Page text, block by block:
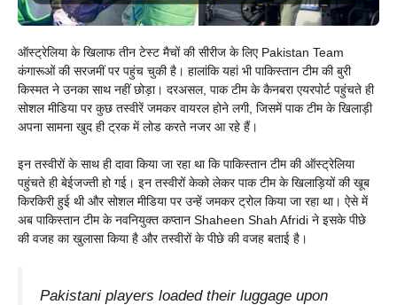
ऑस्ट्रेलिया के खिलाफ तीन टेस्ट मैचों की सीरीज के लिए Pakistan Team
कंगारूओं की सरजमीं पर पहुंच चुकी है। हालांकि यहां भी पाकिस्तान टीम की बुरी
किस्मत ने उनका साथ नहीं छोड़ा। दरअसल, पाक टीम के कैनबरा एयरपोर्ट पहुंचते ही
सोशल मीडिया पर कुछ तस्वीरें जमकर वायरल होने लगी, जिसमें पाक टीम के खिलाड़ी
अपना सामना खुद ही ट्रक में लोड करते नजर आ रहे हैं।
इन तस्वीरों के साथ ही दावा किया जा रहा था कि पाकिस्तान टीम की ऑस्ट्रेलिया
पहुंचते ही बेईजज्ती हो गई। इन तस्वीरों केको लेकर पाक टीम के खिलाड़ियों की खूब
किरकिरी हुई थी और सोशल मीडिया पर उन्हें जमकर ट्रोल किया जा रहा था। ऐसे में
अब पाकिस्तान टीम के नवनियुक्त कप्तान Shaheen Shah Afridi ने इसके पीछे
की वजह का खुलासा किया है और तस्वीरों के पीछे की वजह बताई है।
Pakistani players loaded their luggage upon